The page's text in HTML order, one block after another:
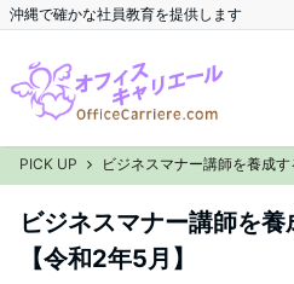
沖縄で確かな社員教育を提供します
PICK UP ビジネスマナー講師を養成
ビジネスマナー講師を
【令和2年5月】